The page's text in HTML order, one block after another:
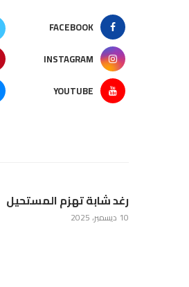
FACEBOOK
INSTAGRAM
YOUTUBE
رغد شابة تهزم المستحيل
10 ديسمبر، 2025